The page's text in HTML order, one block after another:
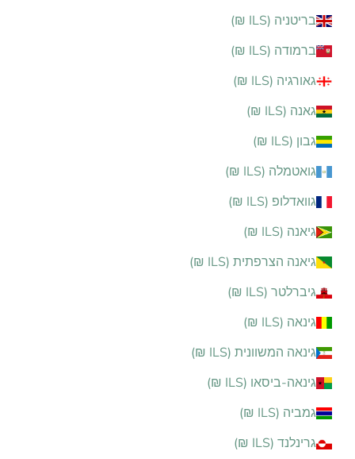
בריטניה (ILS ₪)
ברמודה (ILS ₪)
גאורגיה (ILS ₪)
גאנה (ILS ₪)
גבון (ILS ₪)
גואטמלה (ILS ₪)
גוואדלופ (ILS ₪)
גיאנה (ILS ₪)
גיאנה הצרפתית (ILS ₪)
גיברלטר (ILS ₪)
גינאה (ILS ₪)
גינאה המשוונית (ILS ₪)
גינאה-ביסאו (ILS ₪)
גמביה (ILS ₪)
גרינלנד (ILS ₪)